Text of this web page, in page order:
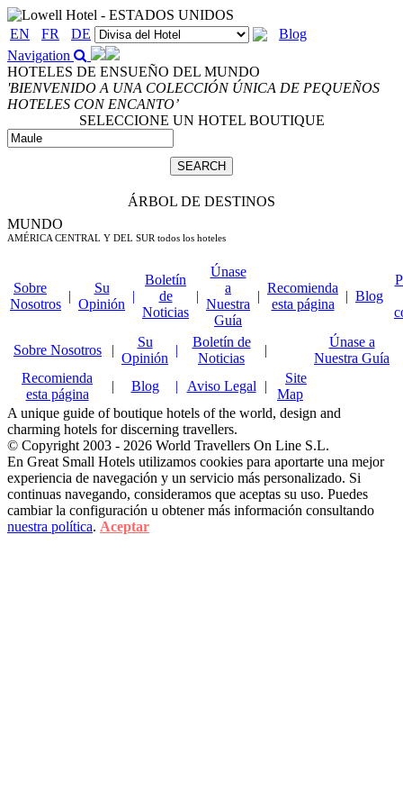
EN FR DE
Blog
Navigation
HOTELES DE ENSUEÑO DEL MUNDO
'BIENVENIDO A UNA COLECCIÓN ÚNICA DE PEQUEÑOS
HOTELES CON ENCANTO’
SELECCIONE UN HOTEL BOUTIQUE
ÁRBOL DE DESTINOS
MUNDO
AMÉRICA CENTRAL Y DEL SUR todos los hoteles
Sobre
Nosotros
|
Su
Opinión
|
Boletín
de
Noticias
|
Únase
a
Nuestra
Guía
|
Recomienda
esta página
| Blog
Sobre Nosotros |
Su
Opinión
|
Boletín de
Noticias
|
Únase a
Nuestra Guía
Recomienda
esta página
| Blog | Aviso Legal |
Site
Map
A unique guide of boutique hotels of the world, design and
charming hotels for discerning travellers.
© Copyright 2003 - 2026 World Travellers On Line S.L.
En Great Small Hotels utilizamos cookies para aportarte una mejor
experiencia de navegación y un servicio más personalizado. Si
continuas navegando, consideramos que aceptas su uso. Puedes
cambiar la configuración u obtener más información consultando
nuestra política. Aceptar